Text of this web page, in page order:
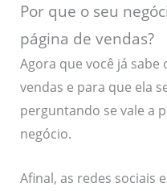
Por que o seu
página de vendas?
Agora que você já sabe
vendas e para que ela
perguntando se vale a
negócio.
Afinal, as redes sociais